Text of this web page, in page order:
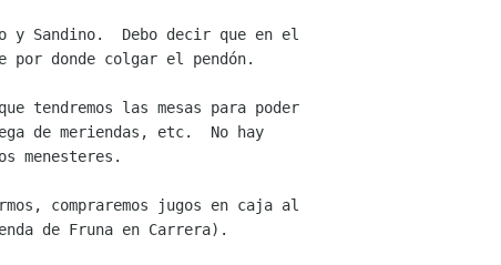
y Sandino.  Debo decir que en el
donde colgar el pendón.
tendremos las mesas para poder
de meriendas, etc.  No hay
menesteres.
compraremos jugos en caja al
de Fruna en Carrera).